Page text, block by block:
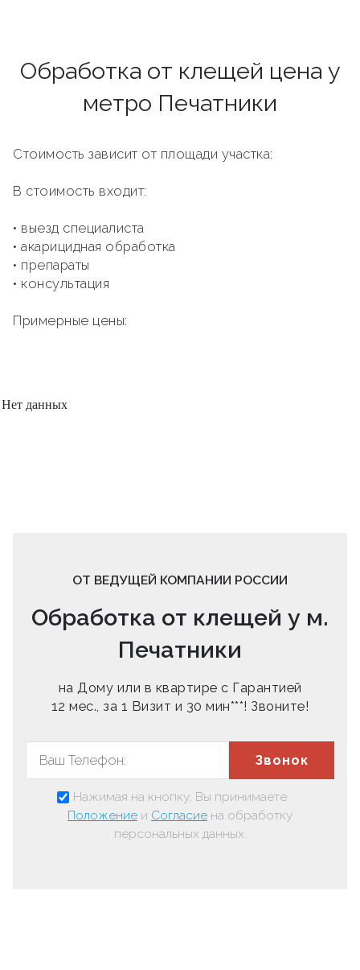
Обработка от клещей цена у
метро Печатники
Стоимость зависит от площади участка:
В стоимость входит:
• выезд специалиста
• акарицидная обработка
• препараты
• консультация
Примерные цены:
Нет данных
ОТ ВЕДУЩЕЙ КОМПАНИИ РОССИИ
Обработка от клещей у м.
Печатники
на Дому или в квартире с Гарантией
12 мес., за 1 Визит и 30 мин***! Звоните!
Звонок
Нажимая на кнопку, Вы принимаете
Положение и Согласие на обработку
персональных данных.